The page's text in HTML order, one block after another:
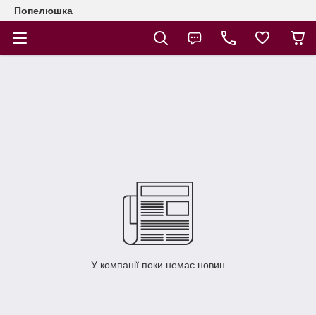
Попелюшка
У компанії поки немає новин